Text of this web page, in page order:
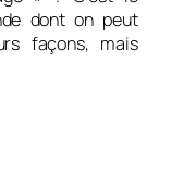
dont on peut
façons, mais